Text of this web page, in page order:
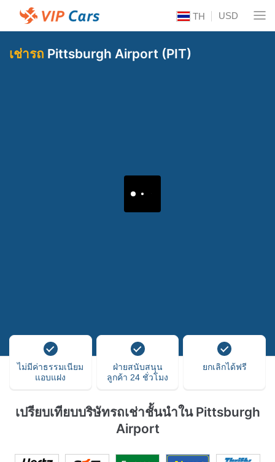
TH USD
เช่ารถ Pittsburgh Airport (PIT)
ไม่มีค่าธรรมเนียม
แอบแฝง
ฝ่ายสนับสนุน
ลูกค้า 24 ชั่วโมง
ยกเลิกได้ฟรี
เปรียบเทียบบริษัทรถเช่าชั้นนำใน Pittsburgh
Airport